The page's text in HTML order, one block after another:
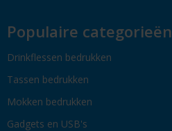
Populaire categorieën
Drinkflessen bedrukken
Tassen bedrukken
Mokken bedrukken
Gadgets en USB's